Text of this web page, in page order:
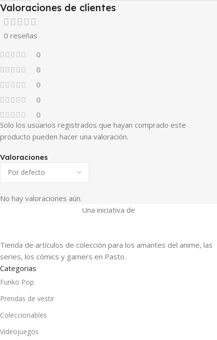
Valoraciones de clientes
0 reseñas
0
0
0
0
0
Valoraciones
No hay valoraciones aún.
Solo los usuarios registrados que hayan comprado este
producto pueden hacer una valoración.
Una iniciativa de
Tienda de artículos de colección para los amantes del anime, las
series, los cómics y gamers en Pasto.
Categorias
Funko Pop
Prendas de vestir
Coleccionables
Videojuegos